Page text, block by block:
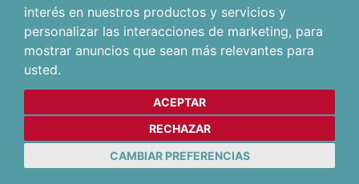
interés en nuestros productos y servicios y
personalizar las interacciones de marketing, para
mostrar anuncios que sean más relevantes para
usted.
ACEPTAR
RECHAZAR
CAMBIAR PREFERENCIAS